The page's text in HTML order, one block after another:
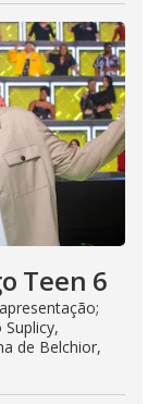
Teen 6
de Belchior,